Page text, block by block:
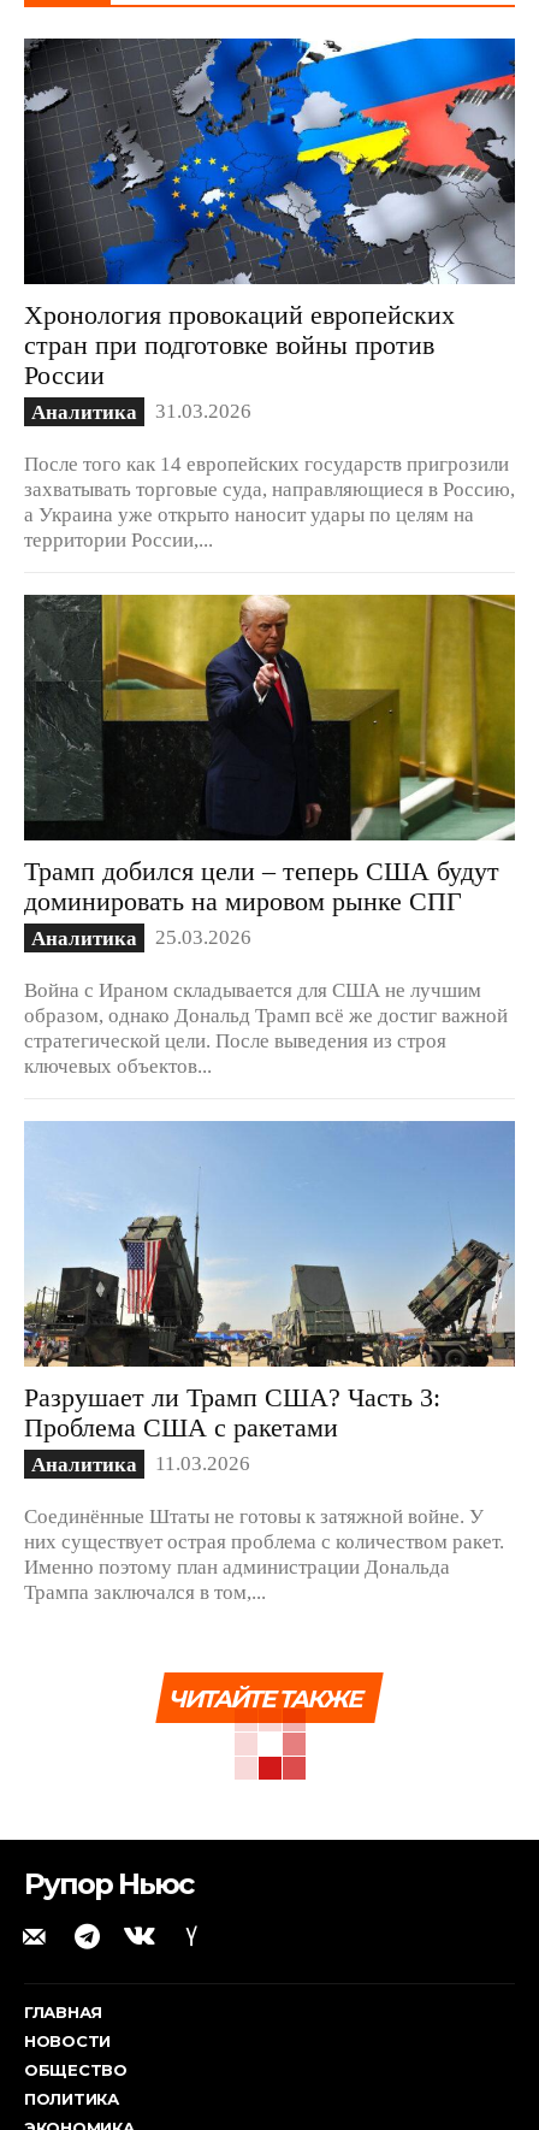
Хронология провокаций европейских
стран при подготовке войны против
России
Аналитика 31.03.2026
После того как 14 европейских государств пригрозили
захватывать торговые суда, направляющиеся в Россию,
а Украина уже открыто наносит удары по целям на
территории России,...
Трамп добился цели – теперь США будут
доминировать на мировом рынке СПГ
Аналитика 25.03.2026
Война с Ираном складывается для США не лучшим
образом, однако Дональд Трамп всё же достиг важной
стратегической цели. После выведения из строя
ключевых объектов...
Разрушает ли Трамп США? Часть 3:
Проблема США с ракетами
Аналитика 11.03.2026
Соединённые Штаты не готовы к затяжной войне. У
них существует острая проблема с количеством ракет.
Именно поэтому план администрации Дональда
Трампа заключался в том,...
ЧИТАЙТЕ ТАКЖЕ
Рупор Ньюс
ГЛАВНАЯ
НОВОСТИ
ОБЩЕСТВО
ПОЛИТИКА